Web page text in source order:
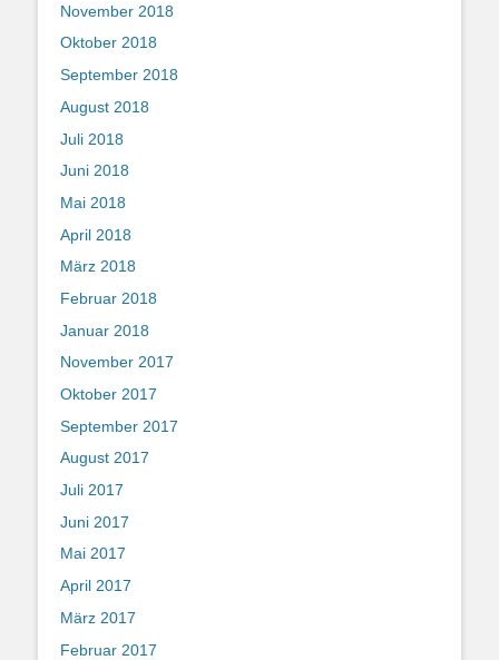
November 2018
Oktober 2018
September 2018
August 2018
Juli 2018
Juni 2018
Mai 2018
April 2018
März 2018
Februar 2018
Januar 2018
November 2017
Oktober 2017
September 2017
August 2017
Juli 2017
Juni 2017
Mai 2017
April 2017
März 2017
Februar 2017